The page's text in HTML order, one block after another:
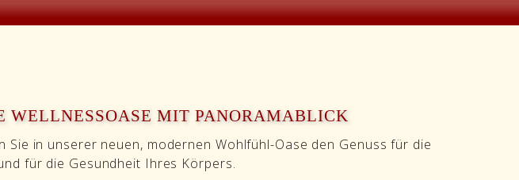
WELLNESSOASE MIT PANORAMABLICK
Sie in unserer neuen, modernen Wohlfühl-Oase den Genuss für die
für die Gesundheit Ihres Körpers.